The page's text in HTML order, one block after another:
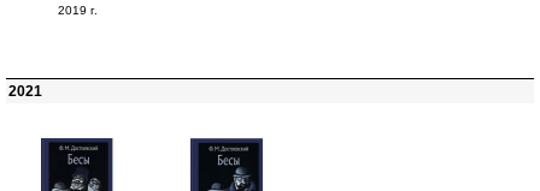
2019 г.
2021